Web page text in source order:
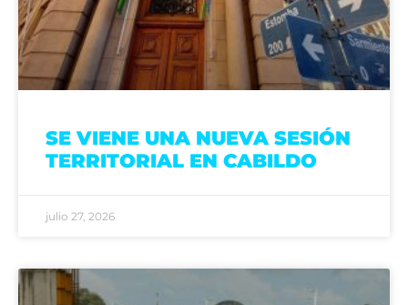
SE VIENE UNA NUEVA SESIÓN
TERRITORIAL EN CABILDO
julio 27, 2026